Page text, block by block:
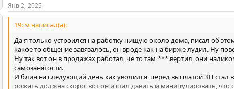
Янв 2, 2025
19см написал(а):
Да я только устроился на работку нищую около дома, писал об
какое то общение завязалось, он вроде как на бирже лудил. Ну
Ну так вот он в продажах работал, че то там ***.вертил, они
самозанятости.
И блин на следующий день как уволился, перед выплатой ЗП стал
рожать должна скоро, вот он и стал давить и манипулировать,